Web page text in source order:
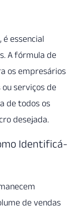
essencial
A fórmula de
os empresários
serviços de
de todos os
desejada.
Identificá-
de vendas